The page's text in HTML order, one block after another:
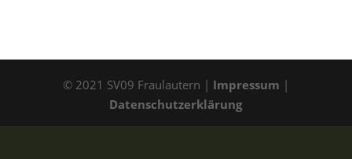
© 2021 SV09 Fraulautern | Impressum |
Datenschutzerklärung